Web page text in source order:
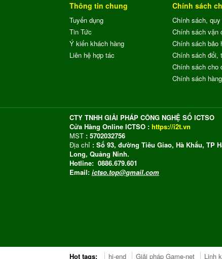
Thông tin chung
Tuyển dụng
Tin Tức
Ý kiến khách hàng
Liên hệ hợp tác
Chính sách
Chính sách,
Chính sách vận
Chính sách bảo
Chính sách đổi,
Chính sách cho
Chính sách
CTY TNHH GIẢI PHÁP CÔNG NGHỆ SỐ ICTSO
Cửa Hàng Online ICTSO : https://i2t.vn
MST : 5702032756
Địa chỉ : Số 93, đường Tiêu Giao, Hà Khẩu, TP
Long, Quảng Ninh.
Hotline: 0886.679.601
Email: ictso.top@gmail.com
Hot tags: hi-end Giải pháp Game-net Linh